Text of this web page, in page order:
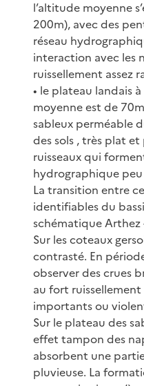
l’altitude moyenne
200m), avec des
réseau
interaction avec les
ruissellement assez
• le plateau landais
moyenne est de
sableux perméable
des sols , très plat
ruisseaux qui
hydrographique peu
La transition entre
identifiables du
schématique Arthez
Sur les coteaux
contrasté. En
observer des crues
au fort ruissellement
importants ou
Sur le plateau des
effet tampon des
absorbent une
pluvieuse. La